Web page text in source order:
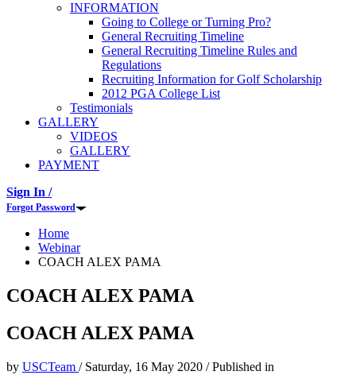
INFORMATION
Going to College or Turning Pro?
General Recruiting Timeline
General Recruiting Timeline Rules and
Regulations
Recruiting Information for Golf Scholarship
2012 PGA College List
Testimonials
GALLERY
VIDEOS
GALLERY
PAYMENT
Sign In /
Forgot Password
Home
Webinar
COACH ALEX PAMA
COACH ALEX PAMA
COACH ALEX PAMA
by USCTeam / Saturday, 16 May 2020 /Published in